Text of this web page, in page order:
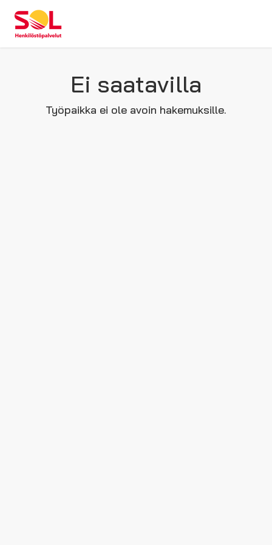
Ei saatavilla
Työpaikka ei ole avoin hakemuksille.